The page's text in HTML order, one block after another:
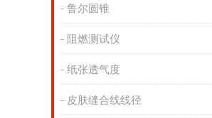
鲁尔圆锥
阻燃测试仪
纸张透气度
皮肤缝合线线径